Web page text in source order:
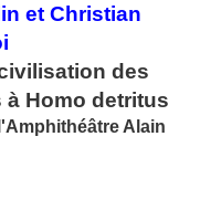
et Christian
des
Homo detritus
Alain